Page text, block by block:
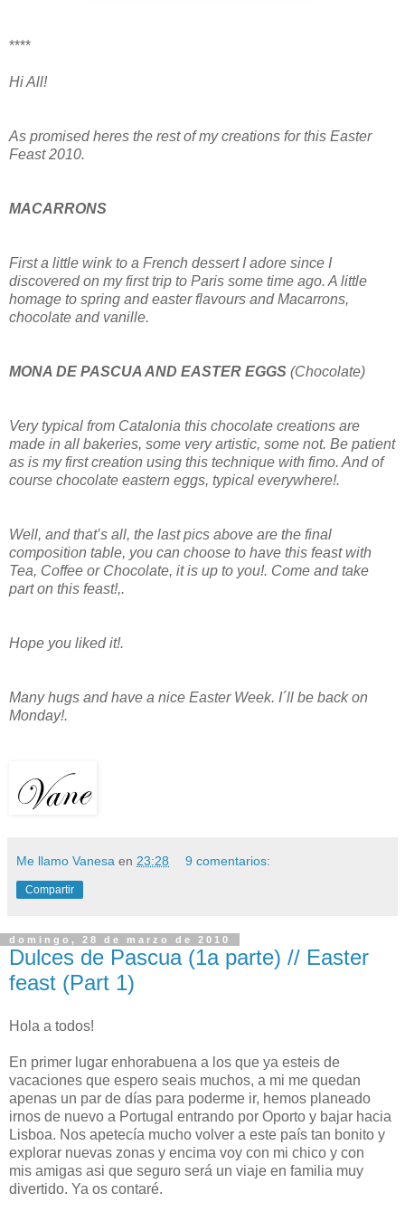
****
Hi All!
As promised heres the rest of my creations for this Easter
Feast 2010.
MACARRONS
First a little wink to a French dessert I adore since I
discovered on my first trip to Paris some time ago. A little
homage to spring and easter flavours and Macarrons,
chocolate and vanille.
MONA DE PASCUA AND EASTER EGGS (Chocolate)
Very typical from Catalonia this chocolate creations are
made in all bakeries, some very artistic, some not. Be patient
as is my first creation using this technique with fimo. And of
course chocolate eastern eggs, typical everywhere!.
Well, and that’s all, the last pics above are the final
composition table, you can choose to have this feast with
Tea, Coffee or Chocolate, it is up to you!. Come and take
part on this feast!,.
Hope you liked it!.
Many hugs and have a nice Easter Week. I´ll be back on
Monday!.
Me llamo Vanesa en 23:28 9 comentarios:
Compartir
domingo, 28 de marzo de 2010
Dulces de Pascua (1a parte) // Easter
feast (Part 1)
Hola a todos!
En primer lugar enhorabuena a los que ya esteis de
vacaciones que espero seais muchos, a mi me quedan
apenas un par de días para poderme ir, hemos planeado
irnos de nuevo a Portugal entrando por Oporto y bajar hacia
Lisboa. Nos apetecía mucho volver a este país tan bonito y
explorar nuevas zonas y encima voy con mi chico y con
mis amigas asi que seguro será un viaje en familia muy
divertido. Ya os contaré.